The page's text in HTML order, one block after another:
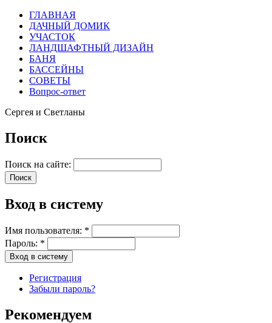
ГЛАВНАЯ
ДАЧНЫЙ ДОМИК
УЧАСТОК
ЛАНДШАФТНЫЙ ДИЗАЙН
БАНЯ
БАССЕЙНЫ
СОВЕТЫ
Вопрос-ответ
Сергея и Светланы
Поиск
Поиск на сайте:
Вход в систему
Имя пользователя: *
Пароль: *
Регистрация
Забыли пароль?
Рекомендуем